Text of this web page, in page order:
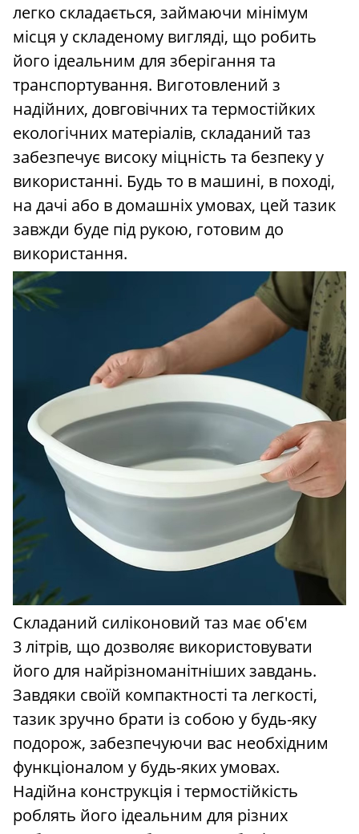
легко складається, займаючи мінімум
місця у складеному вигляді, що робить
його ідеальним для зберігання та
транспортування. Виготовлений з
надійних, довговічних та термостійких
екологічних матеріалів, складаний таз
забезпечує високу міцність та безпеку у
використанні. Будь то в машині, в поході,
на дачі або в домашніх умовах, цей тазик
завжди буде під рукою, готовим до
використання.
Складаний силіконовий таз має об'єм
3 літрів, що дозволяє використовувати
його для найрізноманітніших завдань.
Завдяки своїй компактності та легкості,
тазик зручно брати із собою у будь-яку
подорож, забезпечуючи вас необхідним
функціоналом у будь-яких умовах.
Надійна конструкція і термостійкість
роблять його ідеальним для різних